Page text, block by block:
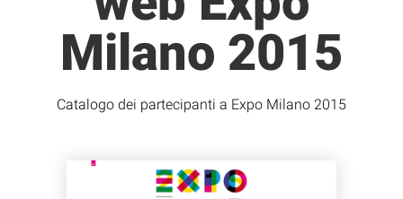
Milano 2015
Catalogo dei partecipanti a Expo Milano 2015